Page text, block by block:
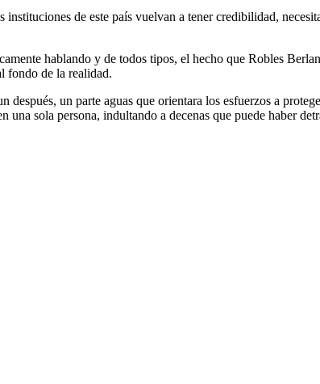
de este país vuelvan a tener credibilidad,
hablando y de todos tipos, el hecho que Robles
fondo de la realidad.
un parte aguas que orientara los esfuerzos a
una sola persona, indultando a decenas que puede haber